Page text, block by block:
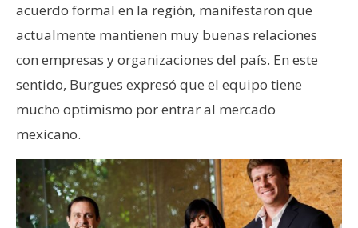
acuerdo formal en la región, manifestaron que
actualmente mantienen muy buenas relaciones
con empresas y organizaciones del país. En este
sentido, Burgues expresó que el equipo tiene
mucho optimismo por entrar al mercado
mexicano.